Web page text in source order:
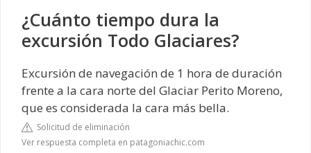
¿Cuánto tiempo dura la
excursión Todo Glaciares?
Excursión de navegación de 1 hora de duración
frente a la cara norte del Glaciar Perito Moreno,
que es considerada la cara más bella.
Solicitud de eliminación
Ver respuesta completa en patagoniachic.com